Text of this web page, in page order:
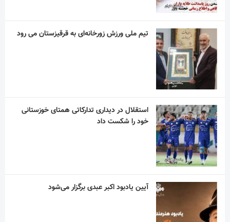
تیم ملی ورزش زورخانه‌ای به قرقیزستان می رود
استقلال در دیداری تدارکاتی همتای خوزستانی
خود را شکست داد
آیین یادبود اکبر عبدی برگزار می‌شود